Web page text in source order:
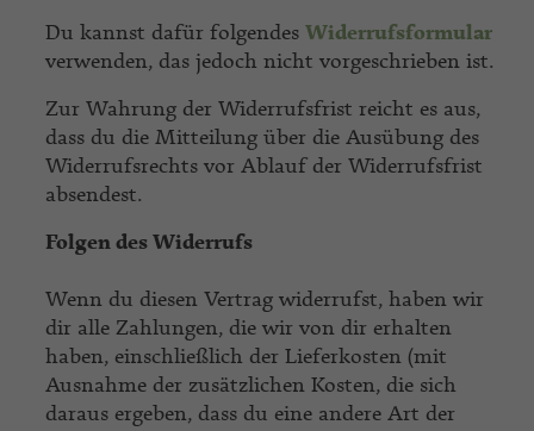
Du kannst dafür folgendes Widerrufsformular
verwenden, das jedoch nicht vorgeschrieben ist.
Zur Wahrung der Widerrufsfrist reicht es aus,
dass du die Mitteilung über die Ausübung des
Widerrufsrechts vor Ablauf der Widerrufsfrist
absendest.
Folgen des Widerrufs
Wenn du diesen Vertrag widerrufst, haben wir
dir alle Zahlungen, die wir von dir erhalten
haben, einschließlich der Lieferkosten (mit
Ausnahme der zusätzlichen Kosten, die sich
daraus ergeben, dass du eine andere Art der